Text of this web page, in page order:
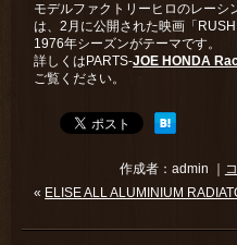
モデルファクトリーヒロのレーシ
は、2月に公開された映画「
1976年シーズンがテーマです。
詳しくはPARTS-JOE HONDA
ご覧ください。
作成者：admin ｜
« ELISE ALL ALUMINIUM